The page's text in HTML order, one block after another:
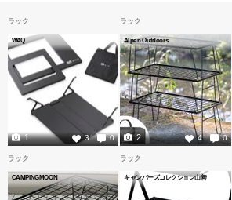
ラック
WAQ
3 0
1
ラック
Alpen Outdoors
4 0
2
ラック
CAMPINGMOON
ラック
キャンパーズコレクション山善